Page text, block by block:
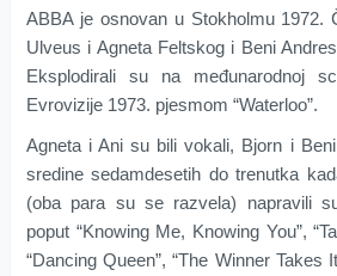
ABBA je osnovan u Stokholmu 1972.
Ulveus i Agneta Feltskog i Beni
Eksplodirali su na međunarodnoj
Evrovizije 1973. pjesmom “Waterloo”.
Agneta i Ani su bili vokali, Bjorn i
sredine sedamdesetih do trenutka
(oba para su se razvela) napravili
poput “Knowing Me, Knowing You”,
“Dancing Queen”, “The Winner Takes